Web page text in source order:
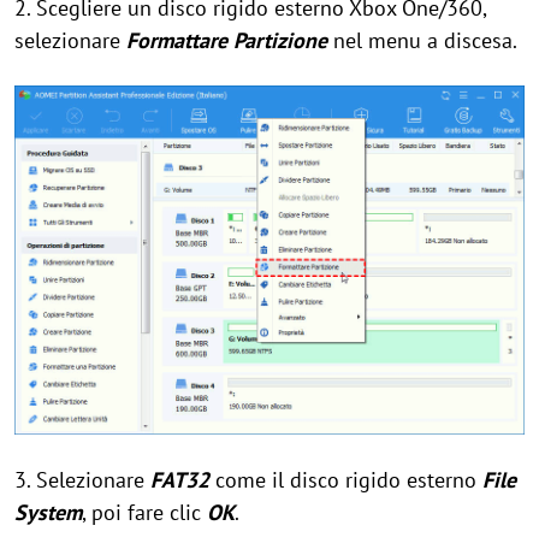
2. Scegliere un disco rigido esterno Xbox One/360,
selezionare Formattare Partizionenel menu a discesa.
3. Selezionare FAT32come il disco rigido esterno File
System, poi fare clic OK.